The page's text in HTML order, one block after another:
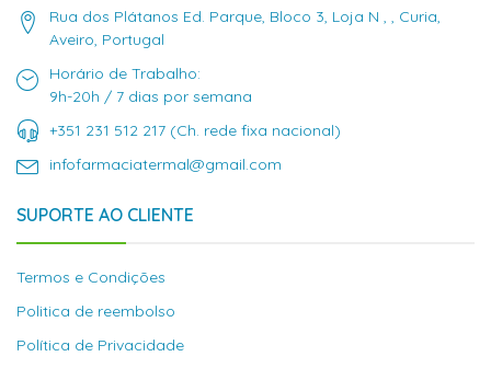
Rua dos Plátanos Ed. Parque, Bloco 3, Loja N , , Curia,
Aveiro, Portugal
Horário de Trabalho:
9h-20h / 7 dias por semana
+351 231 512 217 (Ch. rede fixa nacional)
infofarmaciatermal@gmail.com
SUPORTE AO CLIENTE
Termos e Condições
Politica de reembolso
Política de Privacidade